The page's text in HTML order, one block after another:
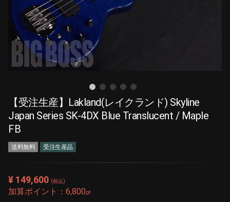
【受注生産】Lakland(レイクランド) Skyline
Japan Series SK-4DX Blue Translucent / Maple
FB
送料無料 受注生産品
¥ 149,600 (税込)
加算ポイント： 6,800pt